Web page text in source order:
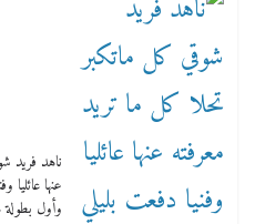
ناهد فريد
عنها
وأول